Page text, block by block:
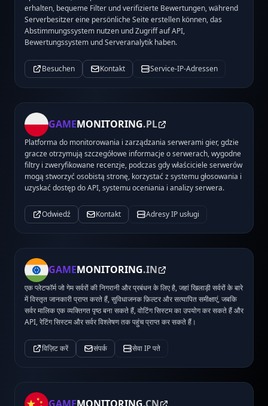
erhalten, bequeme Filter und verifizierte Bewertungen, während
Serverbesitzer eine persönliche Seite erstellen können, das
Abstimmungssystem nutzen und Zugriff auf API,
Bewertungssystem und Serveranalytik haben.
Besuchen Kontakt Service-IP-Adressen
GAMEMONITORING.PL
Platforma do monitorowania i zarządzania serwerami gier, gdzie
gracze otrzymują szczegółowe informacje o serwerach, wygodne
filtry i zweryfikowane recenzje, podczas gdy właściciele serwerów
mogą stworzyć osobistą stronę, korzystać z systemu głosowania i
uzyskać dostęp do API, systemu oceniania i analizy serwera.
Odwiedź Kontakt Adresy IP usługi
GAMEMONITORING.IN
एक प्लेटफॉर्म जो गेम सर्वरों की निगरानी और प्रबंधन के लिए है, जहां खिलाड़ी सर्वरों के बारे
में विस्तृत जानकारी प्राप्त करते हैं, सुविधाजनक फ़िल्टर और सत्यापित समीक्षाएं, जबकि
सर्वर मालिक एक व्यक्तिगत पृष्ठ बना सकते हैं, वोटिंग सिस्टम का उपयोग कर सकते हैं और
API, रेटिंग सिस्टम और सर्वर विश्लेषण तक पहुंच प्राप्त कर सकते हैं।
विज़िट करें संपर्क सेवा IP पते